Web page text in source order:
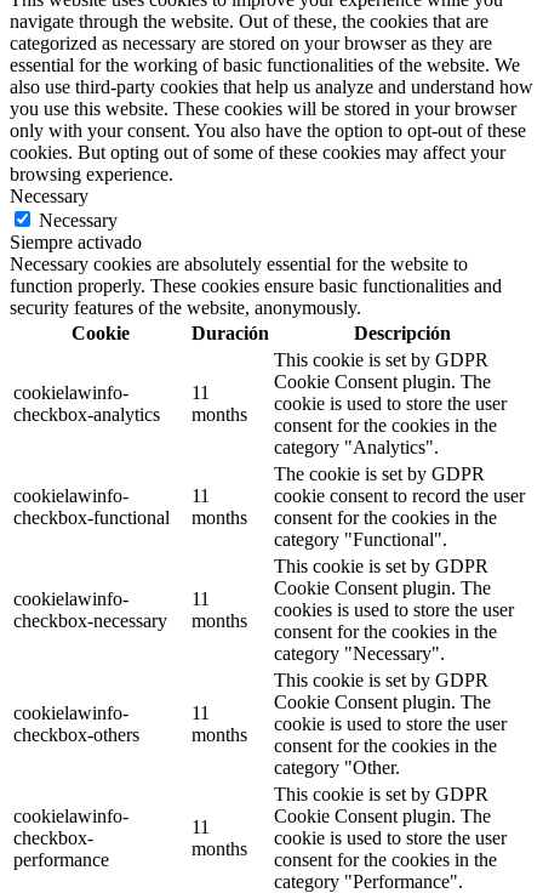
navigate through the website. Out of these, the cookies that are
categorized as necessary are stored on your browser as they are
essential for the working of basic functionalities of the website. We
also use third-party cookies that help us analyze and understand how
you use this website. These cookies will be stored in your browser
only with your consent. You also have the option to opt-out of these
cookies. But opting out of some of these cookies may affect your
browsing experience.
Necessary
Necessary
Siempre activado
Necessary cookies are absolutely essential for the website to
function properly. These cookies ensure basic functionalities and
security features of the website, anonymously.
Cookie
Duración Descripción
cookielawinfo-
checkbox-analytics
11
months
This cookie is set by GDPR
Cookie Consent plugin. The
cookie is used to store the user
consent for the cookies in the
category "Analytics".
cookielawinfo-
checkbox-functional
11
months
The cookie is set by GDPR
cookie consent to record the user
consent for the cookies in the
category "Functional".
cookielawinfo-
checkbox-necessary
11
months
This cookie is set by GDPR
Cookie Consent plugin. The
cookies is used to store the user
consent for the cookies in the
category "Necessary".
cookielawinfo-
checkbox-others
11
months
This cookie is set by GDPR
Cookie Consent plugin. The
cookie is used to store the user
consent for the cookies in the
category "Other.
cookielawinfo-
checkbox-
performance
11
months
This cookie is set by GDPR
Cookie Consent plugin. The
cookie is used to store the user
consent for the cookies in the
category "Performance".